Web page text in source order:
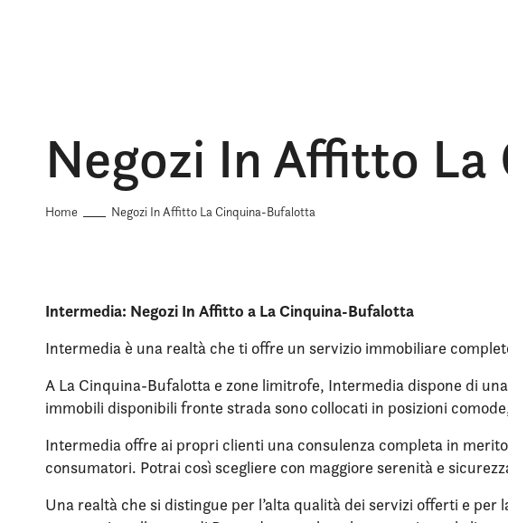
Negozi In Affitto
Home Negozi In Affitto La Cinquina-Bufalotta
Intermedia: Negozi In Affitto a La Cinquina-Bufalotta
Intermedia è una realtà che ti offre un servizio immobiliare
A La Cinquina-Bufalotta e zone limitrofe, Intermedia dispone di
immobili disponibili fronte strada sono collocati in posizioni
Intermedia offre ai propri clienti una consulenza completa in
consumatori. Potrai così scegliere con maggiore serenità e
Una realtà che si distingue per l’alta qualità dei servizi offerti e